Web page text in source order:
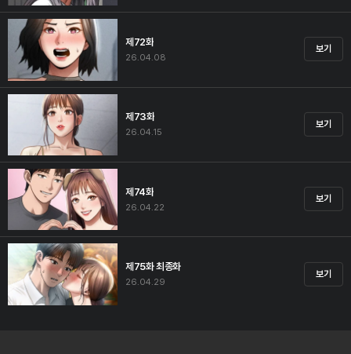
제72화
26.04.08
보기
제73화
26.04.15
보기
제74화
26.04.22
보기
제75화 최종화
26.04.29
보기